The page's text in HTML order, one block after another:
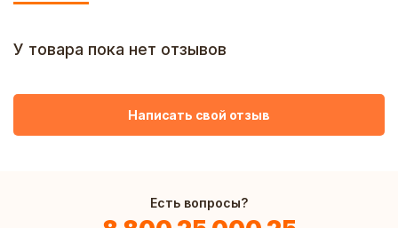
У товара пока нет отзывов
Написать свой отзыв
Есть вопросы?